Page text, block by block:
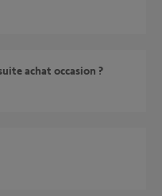
achat occasion ?